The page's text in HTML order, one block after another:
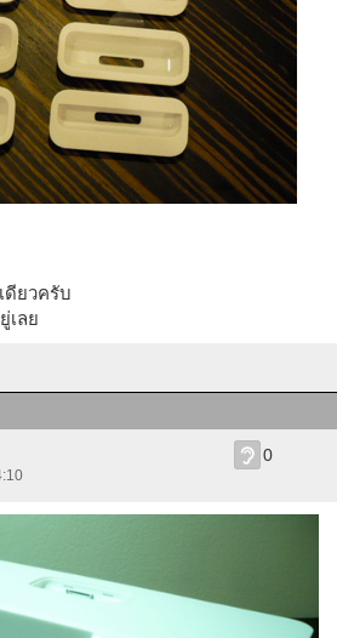
ดียวครับ
เลย
0